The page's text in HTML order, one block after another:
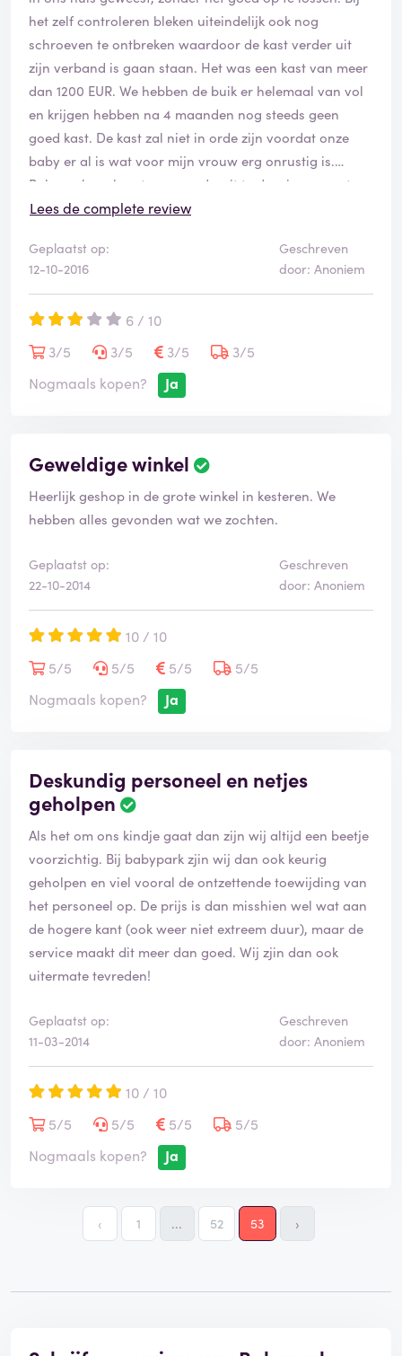
het zelf controleren bleken uiteindelijk ook nog
schroeven te ontbreken waardoor de kast verder uit
zijn verband is gaan staan. Het was een kast van meer
dan 1200 EUR. We hebben de buik er helemaal van vol
en krijgen hebben na 4 maanden nog steeds geen
goed kast. De kast zal niet in orde zijn voordat onze
baby er al is wat voor mijn vrouw erg onrustig is.
Babypark probeert er nu onderuit te draaien en met
een klein bedrag wat niet representatief is het af te
Lees de complete review
Geplaatst op:
12-10-2016
Geschreven
door: Anoniem
6 / 10
3/5
3/5 3/5
3/5
Nogmaals kopen?
Ja
Geweldige winkel
Heerlijk geshop in de grote winkel in kesteren. We
hebben alles gevonden wat we zochten.
Geplaatst op:
22-10-2014
Geschreven
door: Anoniem
10 / 10
5/5
5/5 5/5
5/5
Nogmaals kopen?
Ja
Deskundig personeel en netjes
geholpen
Als het om ons kindje gaat dan zijn wij altijd een beetje
voorzichtig. Bij babypark zjin wij dan ook keurig
geholpen en viel vooral de ontzettende toewijding van
het personeel op. De prijs is dan misshien wel wat aan
de hogere kant (ook weer niet extreem duur), maar de
service maakt dit meer dan goed. Wij zjin dan ook
uitermate tevreden!
Geplaatst op:
11-03-2014
Geschreven
door: Anoniem
10 / 10
5/5
5/5 5/5
5/5
Nogmaals kopen?
Ja
‹ 1 ... 52 53 ›